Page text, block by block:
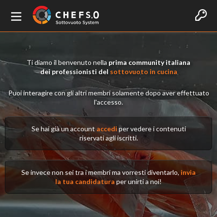
Ti diamo il benvenuto nella prima community italiana
dei professionisti del sottovuoto in cucina
Puoi interagire con gli altri membri solamente dopo aver effettuato
l'accesso.
Se hai già un account accedi per vedere i contenuti
riservati agli iscritti.
Se invece non sei tra i membri ma vorresti diventarlo, invia
la tua candidatura per unirti a noi!